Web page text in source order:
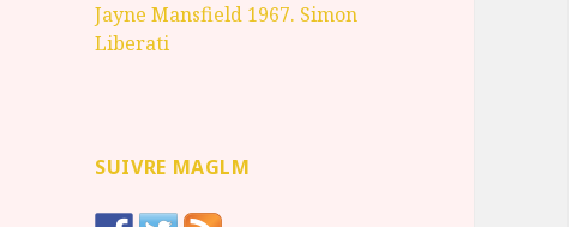
Jayne Mansfield 1967. Simon
Liberati
SUIVRE MAGLM